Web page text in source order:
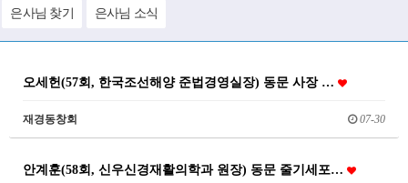
은사님 찾기 은사님 소식
오세헌(57회, 한국조선해양 준법경영실장) 동문 사장 …
재경동창회 07-30
안계훈(58회, 신우신경재활의학과 원장) 동문 줄기세포…